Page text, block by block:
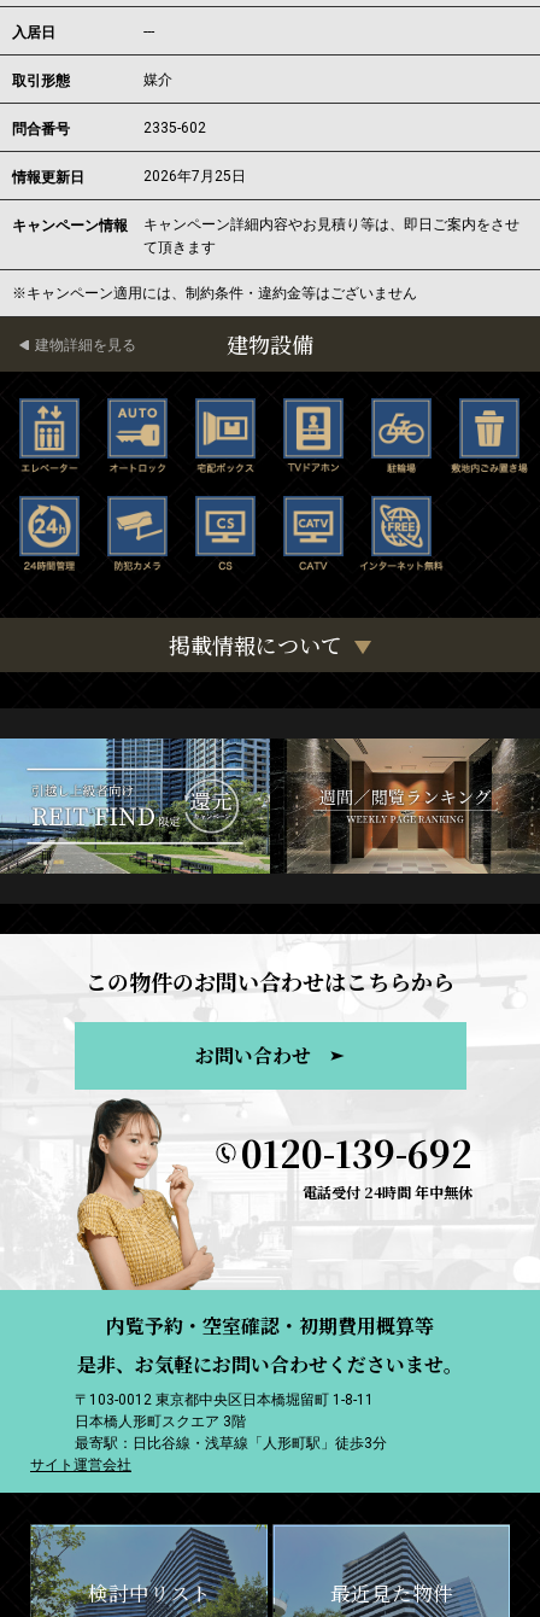
入居日 ---
取引形態 媒介
問合番号 2335-602
情報更新日 2026年7月25日
キャンペーン情報
キャンペーン詳細内容やお見積り等は、即日ご案内をさせ
て頂きます
※キャンペーン適用には、制約条件・違約金等はございません
建物設備
建物詳細を見る
掲載情報について
この物件のお問い合わせはこちらから
お問い合わせ
0120-139-692
電話受付 24時間 年中無休
内覧予約・空室確認・初期費用概算等
是非、お気軽にお問い合わせくださいませ。
〒103-0012 東京都中央区日本橋堀留町 1-8-11
日本橋人形町スクエア 3階
最寄駅：日比谷線・浅草線「人形町駅」徒歩3分
サイト運営会社
検討中リスト 最近見た物件